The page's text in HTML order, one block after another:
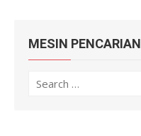
MESIN PENCARIAN
Search